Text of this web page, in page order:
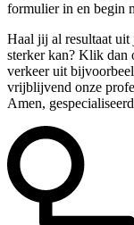
formulier in en begin
Haal jij al resultaat
sterker kan? Klik dan
verkeer uit
vrijblijvend onze
Amen,